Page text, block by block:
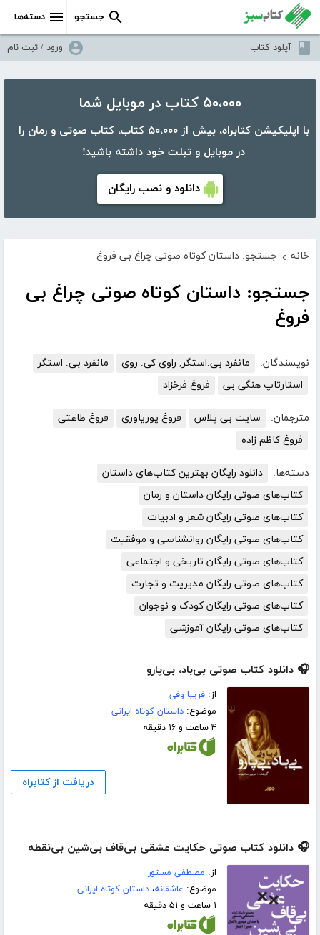
دسته‌ها جستجو
آپلود کتاب ورود / ثبت نام
۵۰،۰۰۰ کتاب در موبایل شما
با اپلیکیشن کتابراه، بیش از ۵۰،۰۰۰ کتاب، کتاب صوتی و رمان را
در موبایل و تبلت خود داشته باشید!
دانلود و نصب رایگان
خانه › جستجو: داستان کوتاه صوتی چراغ بی فروغ
جستجو: داستان کوتاه صوتی چراغ بی
فروغ
نویسندگان: مانفرد بی.استگر, راوی کی. روی
مانفرد بی. استگر
استارتاپ هنگی بی
فروغ فرخزاد
مترجمان: سایت بی پلاس فروغ پوریاوری
فروغ طاعتی
فروغ کاظم زاده
دسته‌ها:
دانلود رایگان بهترین کتاب‌های داستان
کتاب‌های صوتی رایگان داستان و رمان
کتاب‌های صوتی رایگان شعر و ادبیات
کتاب‌های صوتی رایگان روانشناسی و موفقیت
کتاب‌های صوتی رایگان تاریخی و اجتماعی
کتاب‌های صوتی رایگان مدیریت و تجارت
کتاب‌های صوتی رایگان کودک و نوجوان
کتاب‌های صوتی رایگان آموزشی
🎧 دانلود کتاب صوتی بی‌باد، بی‌پارو
از:فریبا وفی
موضوع:داستان کوتاه ایرانی
۴ ساعت و ۱۶ دقیقه
دریافت از کتابراه
🎧 دانلود کتاب صوتی حکایت عشقی بی‌قاف بی‌شین بی‌نقطه
از: مصطفی مستور
موضوع: عاشقانه،داستان کوتاه ایرانی
۱ ساعت و ۵۱ دقیقه